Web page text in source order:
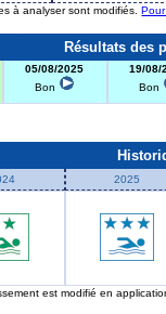
à analyser sont modifiés.
Résultats des
05/08/2025
Bon
19/08/
Bon
2025
est modifié en